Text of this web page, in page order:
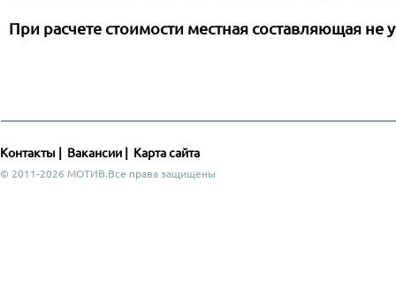
При расчете стоимости местная составляющая не
Контакты Вакансии Карта сайта
© 2011-2026 МОТИВ.Все права защищены